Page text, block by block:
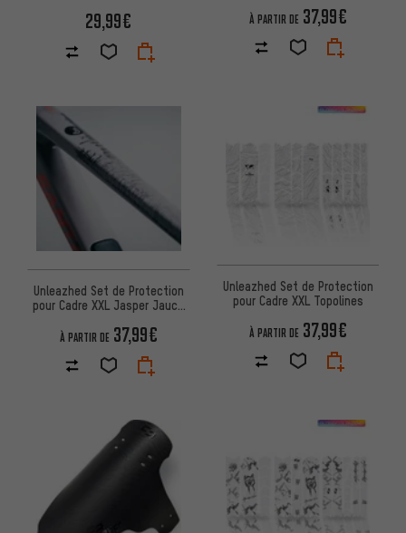
29,99€ À PARTIR DE 37,99€
Unleazhed Set de Protection
pour Cadre XXL Jasper Jauch
À PARTIR DE 37,99€
Unleazhed Set de Protection
pour Cadre XXL Topolines
À PARTIR DE 37,99€